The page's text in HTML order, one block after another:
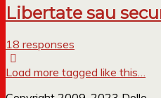
Libertate sau
18 responses
Load more tagged like this…